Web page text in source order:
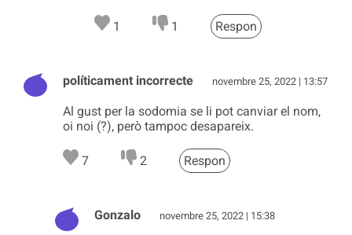
1 1 Respon
políticament incorrecte novembre 25, 2022 | 13:57
Al gust per la sodomia se li pot canviar el nom,
oi noi (?), però tampoc desapareix.
7 2 Respon
Gonzalo novembre 25, 2022 | 15:38